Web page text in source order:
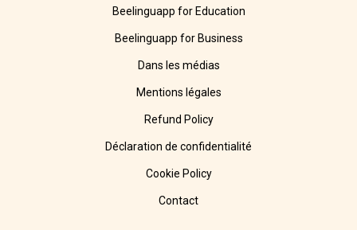
Beelinguapp for Education
Beelinguapp for Business
Dans les médias
Mentions légales
Refund Policy
Déclaration de confidentialité
Cookie Policy
Contact